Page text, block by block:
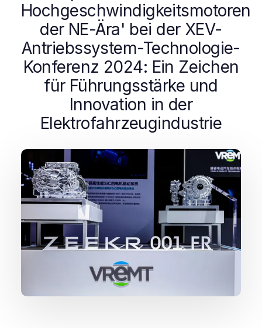
Hochgeschwindigkeitsmotoren
der NE-Ära' bei der XEV-
Antriebssystem-Technologie-
Konferenz 2024: Ein Zeichen
für Führungsstärke und
Innovation in der
Elektrofahrzeugindustrie